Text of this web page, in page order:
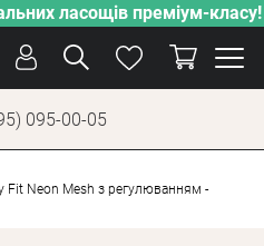
ласощів преміум-класу!
095-00-05
Fit Neon Mesh з регулюванням -